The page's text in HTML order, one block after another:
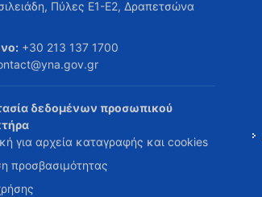
Πύλες Ε1-Ε2, Δραπετσώνα
+30 213 137 1700
δεδομένων προσωπικού
για αρχεία καταγραφής και cookies
προσβασιμότητας